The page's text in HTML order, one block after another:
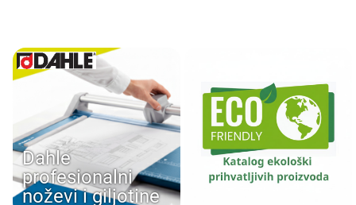
Dahle
profesionalni
noževi i giljotine